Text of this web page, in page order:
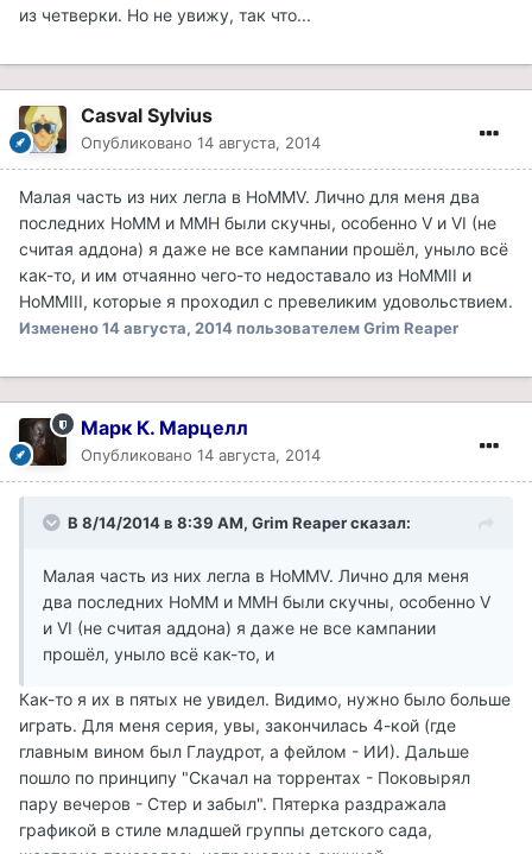
из четверки. Но не увижу, так что...
Casval Sylvius
Опубликовано 14 августа, 2014
Малая часть из них легла в HoMMV. Лично для меня два
последних HoMM и MMH были скучны, особенно V и VI (не
считая аддона) я даже не все кампании прошёл, уныло всё
как-то, и им отчаянно чего-то недоставало из HoMMII и
HoMMIII, которые я проходил с превеликим удовольствием.
Изменено14 августа, 2014пользователем Grim Reaper
Марк К. Марцелл
Опубликовано 14 августа, 2014
В 8/14/2014 в 8:39 AM, Grim Reaper сказал:
Малая часть из них легла в HoMMV. Лично для меня
два последних HoMM и MMH были скучны, особенно V
и VI (не считая аддона) я даже не все кампании
прошёл, уныло всё как-то, и
Как-то я их в пятых не увидел. Видимо, нужно было больше
играть. Для меня серия, увы, закончилась 4-кой (где
главным вином был Глаудрот, а фейлом - ИИ). Дальше
пошло по принципу "Скачал на торрентах - Поковырял
пару вечеров - Стер и забыл". Пятерка раздражала
графикой в стиле младшей группы детского сада,